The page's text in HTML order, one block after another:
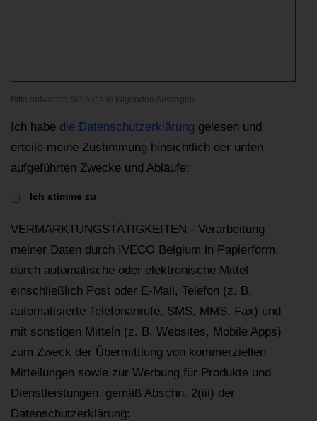
Bitte antworten Sie auf alle folgenden Aussagen
Ich habe die Datenschutzerklärung gelesen und
erteile meine Zustimmung hinsichtlich der unten
aufgeführten Zwecke und Abläufe:
Ich stimme zu
VERMARKTUNGSTÄTIGKEITEN - Verarbeitung
meiner Daten durch IVECO Belgium in Papierform,
durch automatische oder elektronische Mittel
einschließlich Post oder E-Mail, Telefon (z. B.
automatisierte Telefonanrufe, SMS, MMS, Fax) und
mit sonstigen Mitteln (z. B. Websites, Mobile Apps)
zum Zweck der Übermittlung von kommerziellen
Mitteilungen sowie zur Werbung für Produkte und
Dienstleistungen, gemäß Abschn. 2(iii) der
Datenschutzerklärung: